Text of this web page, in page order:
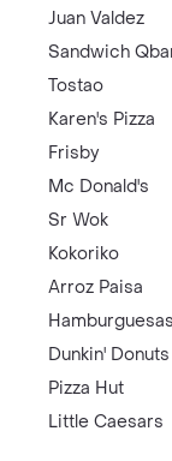
Juan Valdez
Sandwich
Tostao
Karen's Pizza
Frisby
Mc Donald's
Sr Wok
Kokoriko
Arroz Paisa
Dunkin' Donuts
Pizza Hut
Little Caesars